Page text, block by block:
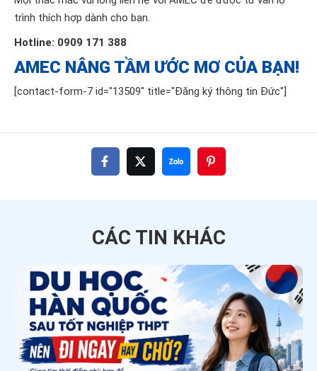
trình thích hợp dành cho bạn.
Hotline: 0909 171 388
AMEC NÂNG TẦM ƯỚC MƠ CỦA BẠN!
[contact-form-7 id="13509" title="Đăng ký thông tin Đức"]
CÁC TIN KHÁC